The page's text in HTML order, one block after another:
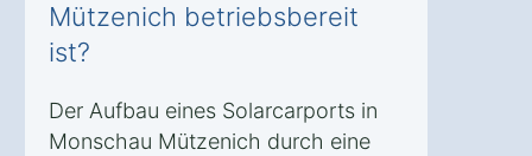
Mützenich betriebsbereit
ist?
Der Aufbau eines Solarcarports in
Monschau Mützenich durch eine